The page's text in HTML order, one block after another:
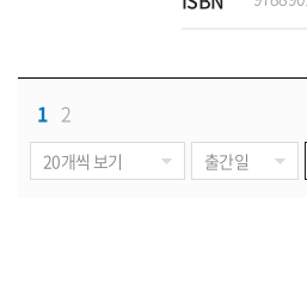
1 2